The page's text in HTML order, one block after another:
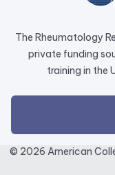
tab.
The Rheumatology
private funding
training in the
© 2026 American